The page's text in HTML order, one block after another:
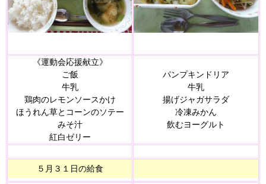
《運動会応援献立》
ご飯
牛乳
鶏肉のレモンソースかけ
ほうれん草とコーンのソテー
みそ汁
紅白ゼリー
パンプキンドリア
牛乳
揚げジャガサラダ
冷凍みかん
飲むヨーグルト
５月３１日の給食